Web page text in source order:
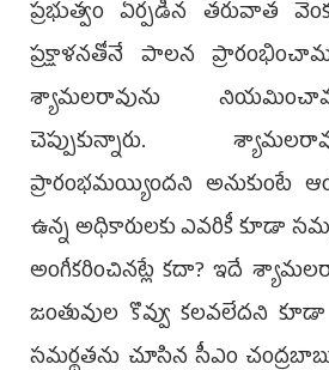
ప్రభుత్వం ఏర్పడిన తరువాత
ప్రక్షాళనతోనే పాలన
శ్యామలరావును
చెప్పుకున్నారు.
ప్రారంభమయ్యిందని
ఉన్న అధికారులకు ఎవరికీ కూడా
అంగీకరించినట్లే కదా? ఇదే
జంతువుల కొవ్వు కలవలేదని
సమర్థతను చూసిన సీఎం